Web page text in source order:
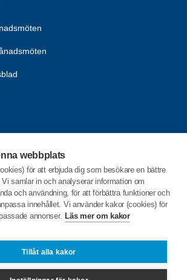
webbplats
för att erbjuda dig som besökare en bättre
samlar in och analyserar information om
och användning, för att förbättra funktioner och
innehållet. Vi använder kakor (cookies) för
annonser. Läs mer om kakor
Tillåt alla kakor